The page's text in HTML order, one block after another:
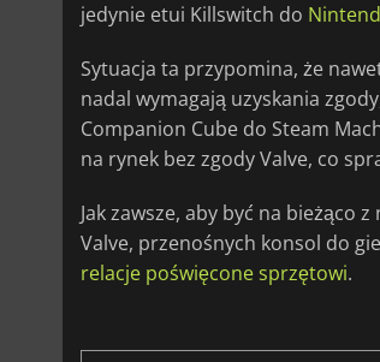
jedynie etui Killswitch do
Sytuacja ta przypomina, że
nadal wymagają uzyskania
Companion Cube do Steam
na rynek bez zgody Valve, co
Jak zawsze, aby być na bieżąco
Valve, przenośnych konsol do
relacje poświęcone sprzętowi.